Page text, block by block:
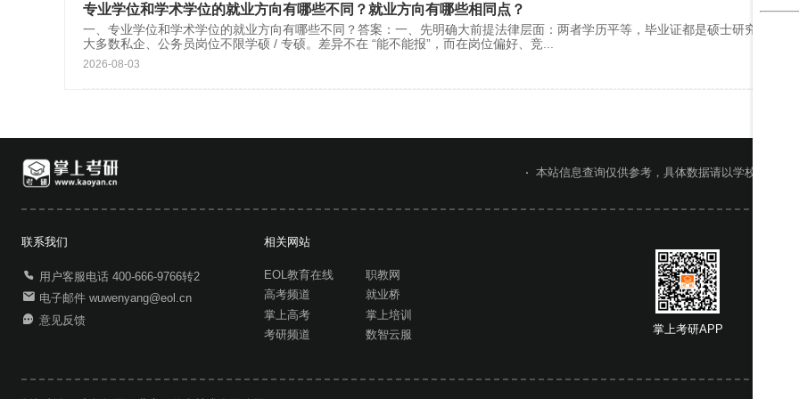
专业学位和学术学位的就业方向有哪些不同？就业方向有哪些相同点？
一、专业学位和学术学位的就业方向有哪些不同？答案：一、先明确大前提法律层面：两者学历平等，毕业证都是硕士研究生学历
大多数私企、公务员岗位不限学硕 / 专硕。差异不在 “能不能报”，而在岗位偏好、竞
2026-08-03
本站信息查询仅供参考，具体数据请以学校官网或
联系我们
用户客服电话 400-666-9766转2
电子邮件 wuwenyang@eol.cn
意见反馈
相关网站
EOL教育在线
高考频道
掌上高考
考研频道
职教网
就业桥
掌上培训
数智云服
掌上考研APP